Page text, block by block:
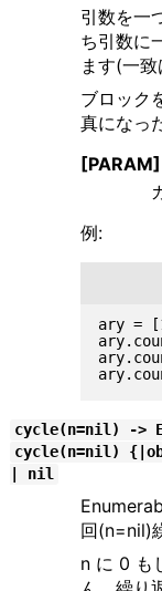
引数を一
ち引数に
ます(一
ブロック
真になっ
例:
ary =
cycle(n=nil) ->
cycle(n=nil)
| nil
回(n=nil)
n に 0 も